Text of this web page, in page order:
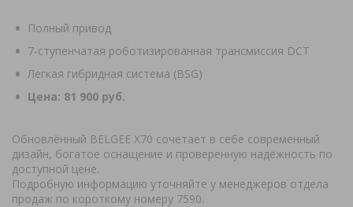
Полный привод
7-ступенчатая роботизированная трансмиссия DCT
Легкая гибридная система (BSG)
Цена: 81 900 руб.
Обновлённый BELGEE X70 сочетает в себе современный
дизайн, богатое оснащение и проверенную надёжность по
доступной цене.
Подробную информацию уточняйте у менеджеров отдела
продаж по короткому номеру 7590.